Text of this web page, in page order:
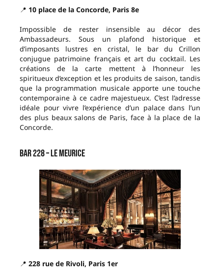
📍 10 place de la Concorde, Paris 8e
Impossible de rester insensible au décor des
Ambassadeurs. Sous un plafond historique et
d’imposants lustres en cristal, le bar du Crillon
conjugue patrimoine français et art du cocktail. Les
créations de la carte mettent à l’honneur les
spiritueux d’exception et les produits de saison, tandis
que la programmation musicale apporte une touche
contemporaine à ce cadre majestueux. C’est l’adresse
idéale pour vivre l’expérience d’un palace dans l’un
des plus beaux salons de Paris, face à la place de la
Concorde.
Bar 228 – Le Meurice
📍 228 rue de Rivoli, Paris 1er